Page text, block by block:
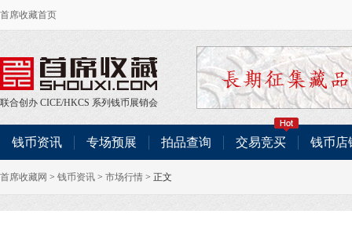
首席收藏首页
联合创办 CICE/HKCS 系列钱币展销会
钱币资讯 专场预展 拍品查询 交易竞买 钱币店
首席收藏网 > 钱币资讯 > 市场行情 > 正文